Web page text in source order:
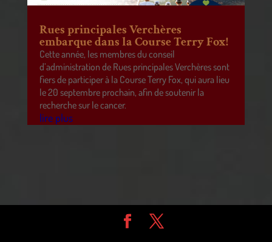
Rues principales Verchères
embarque dans la Course Terry Fox!
Cette année, les membres du conseil
d’administration de Rues principales Verchères sont
fiers de participer à la Course Terry Fox, qui aura lieu
le 20 septembre prochain, afin de soutenir la
recherche sur le cancer.
lire plus